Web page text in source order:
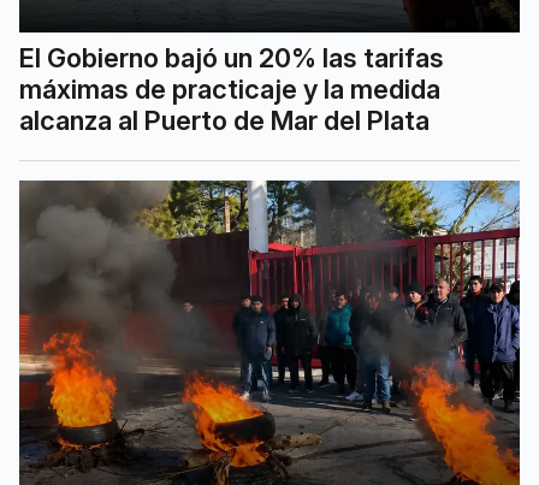
El Gobierno bajó un 20% las tarifas
máximas de practicaje y la medida
alcanza al Puerto de Mar del Plata